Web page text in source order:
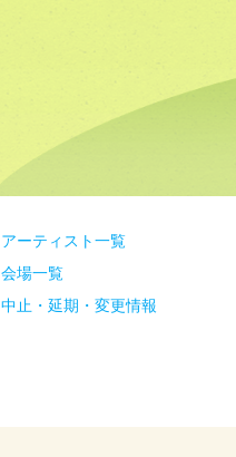
アーティスト一覧
会場一覧
中止・延期・変更情報